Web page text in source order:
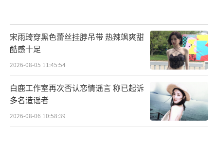
宋雨琦穿黑色蕾丝挂脖吊带 热辣飒爽甜
酷感十足
2026-08-05 11:45:54
白鹿工作室再次否认恋情谣言 称已起诉
多名造谣者
2026-08-06 10:58:39